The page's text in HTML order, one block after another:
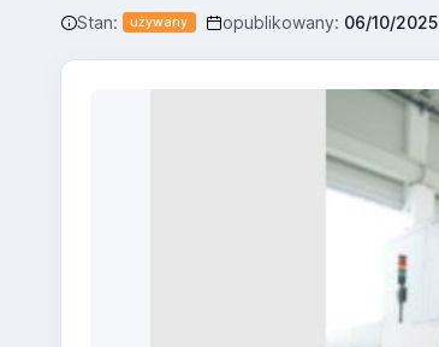
Stan: używany opublikowany: 06/10/2025